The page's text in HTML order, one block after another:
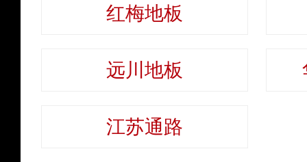
红梅地板
远川地板
江苏通路